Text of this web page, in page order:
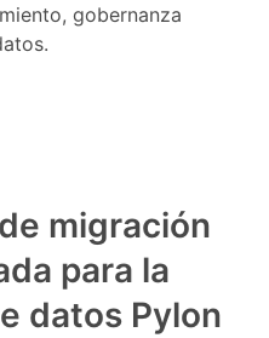
gobernanza
migración
para la
datos Pylon